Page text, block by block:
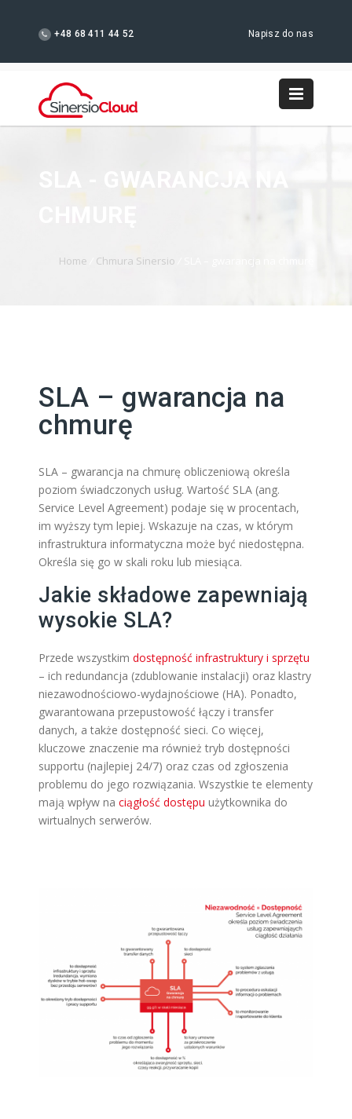
+48 68 411 44 52 Napisz do nas
SLA - GWARANCJA NA
CHMURĘ
Home Chmura Sinersio
SLA – gwarancja na
chmurę
SLA – gwarancja na chmurę obliczeniową określa
poziom świadczonych usług. Wartość SLA (ang.
Service Level Agreement) podaje się w procentach,
im wyższy tym lepiej. Wskazuje na czas, w którym
infrastruktura informatyczna może być niedostępna.
Określa się go w skali roku lub miesiąca.
Jakie składowe zapewniają
wysokie SLA?
Przede wszystkim dostępność infrastruktury i sprzętu
– ich redundancja (zdublowanie instalacji) oraz klastry
niezawodnościowo-wydajnościowe (HA). Ponadto,
gwarantowana przepustowość łączy i transfer
danych, a także dostępność sieci. Co więcej,
kluczowe znaczenie ma również tryb dostępności
supportu (najlepiej 24/7) oraz czas od zgłoszenia
problemu do jego rozwiązania. Wszystkie te elementy
mają wpływ na ciągłość dostępu użytkownika do
wirtualnych serwerów.